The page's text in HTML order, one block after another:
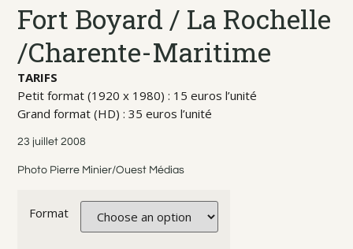
Fort Boyard / La Rochelle
/Charente-Maritime
TARIFS
Petit format (1920 x 1980) : 15 euros l’unité
Grand format (HD) : 35 euros l’unité
23 juillet 2008
Photo Pierre Minier/Ouest Médias
Format